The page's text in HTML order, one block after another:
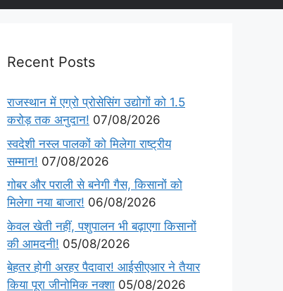
Recent Posts
राजस्थान में एग्रो प्रोसेसिंग उद्योगों को 1.5
करोड़ तक अनुदान! 07/08/2026
स्वदेशी नस्ल पालकों को मिलेगा राष्ट्रीय
सम्मान! 07/08/2026
गोबर और पराली से बनेगी गैस, किसानों को
मिलेगा नया बाजार! 06/08/2026
केवल खेती नहीं, पशुपालन भी बढ़ाएगा किसानों
की आमदनी! 05/08/2026
बेहतर होगी अरहर पैदावार! आईसीएआर ने तैयार
किया पूरा जीनोमिक नक्शा 05/08/2026